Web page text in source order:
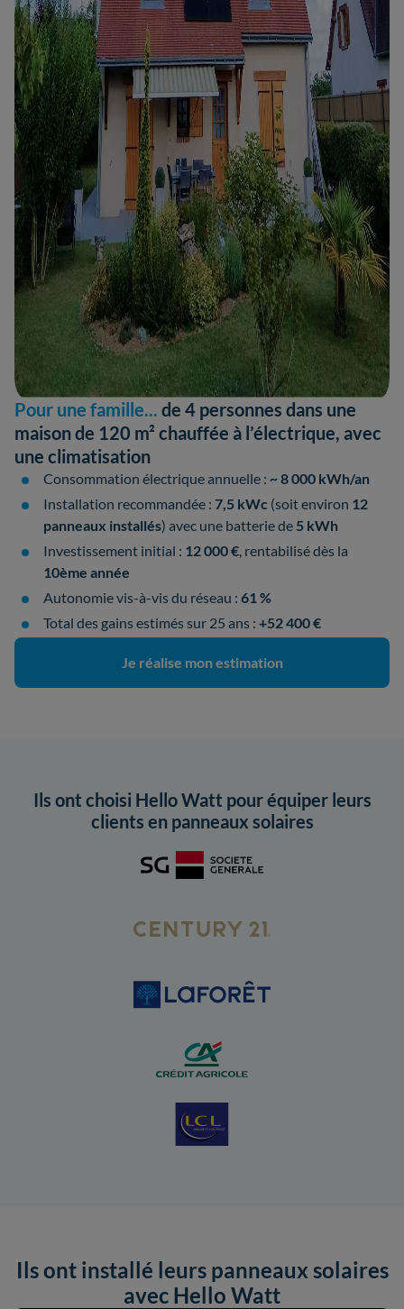
Pour une famille... de 4 personnes dans une
maison de 120 m² chauffée à l’électrique, avec
une climatisation
Consommation électrique annuelle : ~ 8 000 kWh/an
Installation recommandée : 7,5 kWc (soit environ 12
panneaux installés) avec une batterie de 5 kWh
Investissement initial : 12 000 €, rentabilisé dès la
10ème année
Autonomie vis-à-vis du réseau : 61 %
Total des gains estimés sur 25 ans : +52 400 €
Je réalise mon estimation
Ils ont choisi Hello Watt pour équiper leurs
clients en panneaux solaires
Ils ont installé leurs panneaux solaires
avec Hello Watt